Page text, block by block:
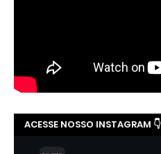
ACESSE NOSSO INSTAGRAM 👇